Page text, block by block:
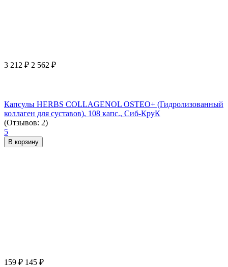
3 212 ₽ 2 562 ₽
Капсулы HERBS COLLAGENOL OSTEO+ (Гидролизованный
коллаген для суставов), 108 капс., Сиб-КруК
(Отзывов: 2)
5
В корзину
159 ₽ 145 ₽